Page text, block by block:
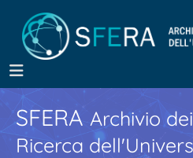
SFERA Archivio
Ricerca